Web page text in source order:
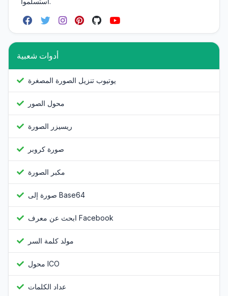
أدوات شعبية
يوتيوب تنزيل الصورة المصغرة
محول الصور
ريسيزر الصورة
صورة كروبر
مكبر الصورة
صورة إلى Base64
ابحث عن معرف Facebook
مولد كلمة السر
محول ICO
عداد الكلمات